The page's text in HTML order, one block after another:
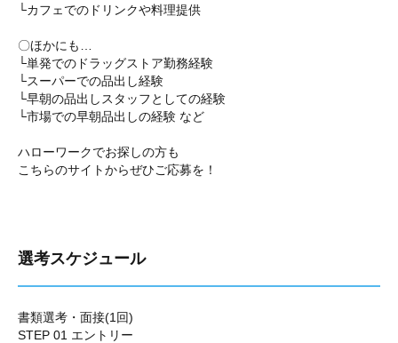
└カフェでのドリンクや料理提供
〇ほかにも…
└単発でのドラッグストア勤務経験
└スーパーでの品出し経験
└早朝の品出しスタッフとしての経験
└市場での早朝品出しの経験 など
ハローワークでお探しの方も
こちらのサイトからぜひご応募を！
選考スケジュール
書類選考・面接(1回)
STEP 01 エントリー